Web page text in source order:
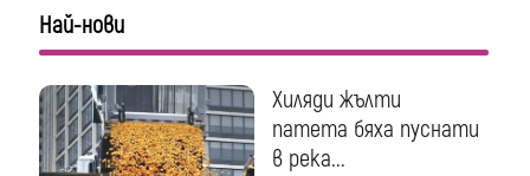
Най-нови
Хиляди жълти
патета бяха пуснати
в река...